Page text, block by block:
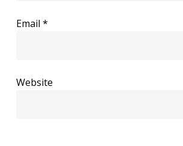
Email *
Website